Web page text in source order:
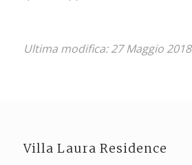
Ultima modifica: 27 Maggio 2018
Villa Laura Residence